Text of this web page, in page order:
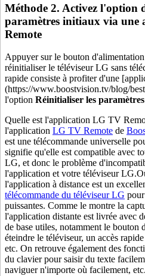
Méthode 2. Activez l'option
paramètres initiaux via
Remote
Appuyer sur le bouton
réinitialiser le téléviseur LG sans
rapide consiste à profiter d'une
(https://www.boostvision.tv/blog/
l'option Réinitialiser les
Quelle est l'application LG TV
l'application LG TV Remote de
est une télécommande universelle
signifie qu'elle est compatible avec
LG, et donc le problème
l'application et votre téléviseur
l'application à distance est un
télécommande du téléviseur LG
puissantes. Comme le montre la
l'application distante est livrée avec
de base utiles, notamment le bouton
éteindre le téléviseur, un accès
etc. On retrouve également des
du clavier pour saisir du texte
naviguer n'importe où facilement, etc.